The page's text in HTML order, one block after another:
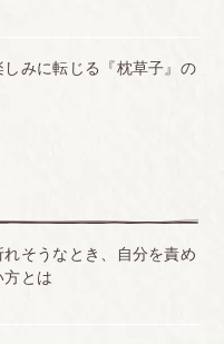
みに転じる『枕草子』の
そうなとき、自分を責め
方とは